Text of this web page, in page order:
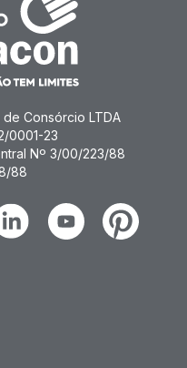
Consórcio LTDA
0001-23
Nº 3/00/223/88
88
YoutubePinterest